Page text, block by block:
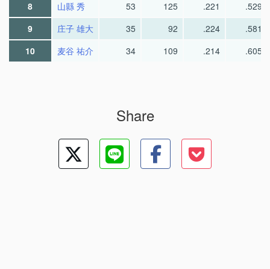
8
山縣 秀 53 125 .221
.529
9
庄子 雄大 35 92 .224
.581
10
麦谷 祐介 34 109 .214 .605
Share